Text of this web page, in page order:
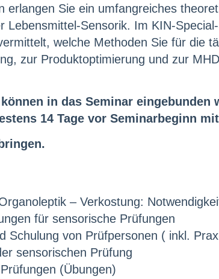
erlangen Sie ein umfangreiches
Lebensmittel-Sensorik. Im KIN-
welche Methoden Sie für die
zur Produktoptimierung und zur
in das Seminar eingebunden
14 Tage vor Seminarbeginn
– Verkostung:
für sensorische Prüfungen
Schulung von Prüfpersonen ( inkl.
sensorischen Prüfung
(Übungen)